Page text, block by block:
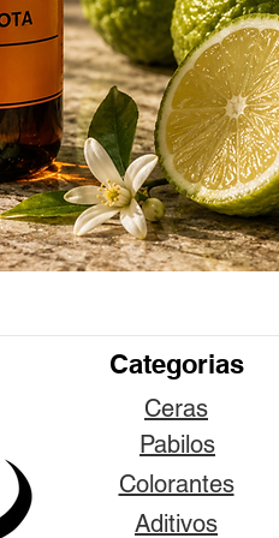
Categorias
Ceras
Pabilos
Colorantes
Aditivos